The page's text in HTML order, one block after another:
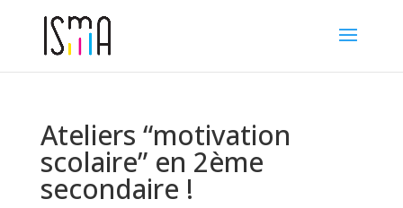
Ateliers “motivation
scolaire” en 2ème
secondaire !